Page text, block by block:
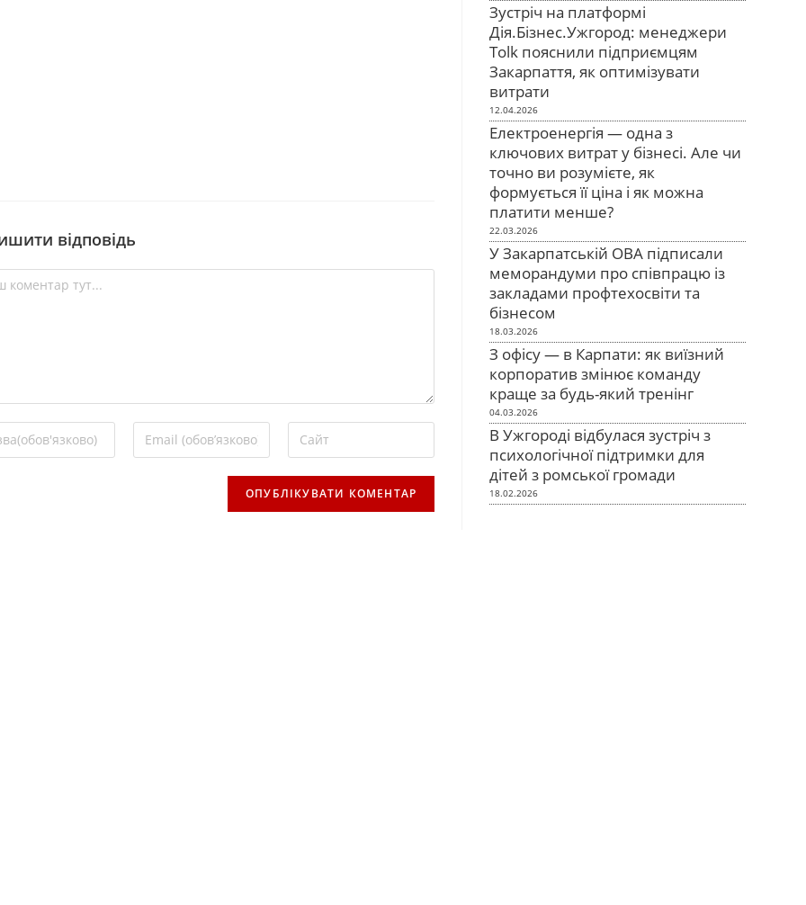
відповідь
Зустріч на платформі
Дія.Бізнес.Ужгород: менеджери
Tolk пояснили підприємцям
Закарпаття, як оптимізувати
витрати
12.04.2026
Електроенергія — одна з
ключових витрат у бізнесі. Але чи
точно ви розумієте, як
формується її ціна і як можна
платити менше?
22.03.2026
У Закарпатській ОВА підписали
меморандуми про співпрацю із
закладами профтехосвіти та
бізнесом
18.03.2026
З офісу — в Карпати: як виїзний
корпоратив змінює команду
краще за будь-який тренінг
04.03.2026
В Ужгороді відбулася зустріч з
психологічної підтримки для
дітей з ромської громади
18.02.2026